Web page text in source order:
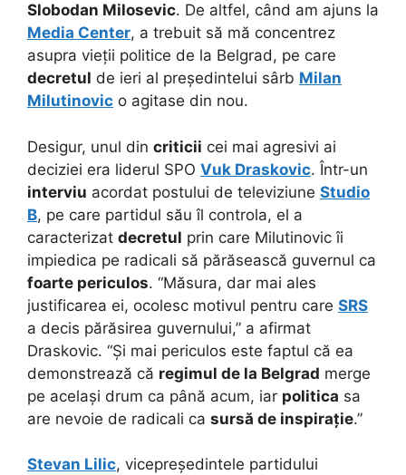
Slobodan Milosevic. De altfel, când am ajuns la
Media Center, a trebuit să mă concentrez
asupra vieții politice de la Belgrad, pe care
decretul de ieri al președintelui sârb Milan
Milutinovic o agitase din nou.
Desigur, unul din criticii cei mai agresivi ai
deciziei era liderul SPO Vuk Draskovic. Într-un
interviu acordat postului de televiziune Studio
B, pe care partidul său îl controla, el a
caracterizat decretul prin care Milutinovic îi
impiedica pe radicali să părăsească guvernul ca
foarte periculos. “Măsura, dar mai ales
justificarea ei, ocolesc motivul pentru care SRS
a decis părăsirea guvernului,” a afirmat
Draskovic. “Și mai periculos este faptul că ea
demonstrează că regimul de la Belgrad merge
pe același drum ca până acum, iar politica sa
are nevoie de radicali ca sursă de inspirație.”
Stevan Lilic, vicepreședintele partidului